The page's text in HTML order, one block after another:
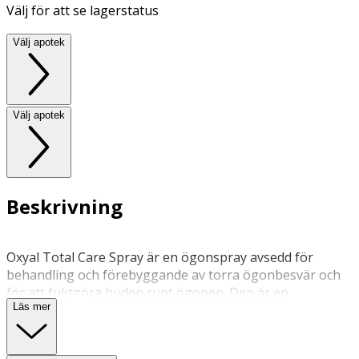
Välj för att se lagerstatus
Välj apotek
Välj apotek
Beskrivning
Oxyal Total Care Spray är en ögonspray avsedd för
behandling och förebyggande av torra ögonbesvär och
för att fuktgöra huden runt ögonen. Den är en
återfuktande, vårdande och skyddande ögonspray som
skyddar ögonytan, ögonlocken och huden runt om mot
Läs mer